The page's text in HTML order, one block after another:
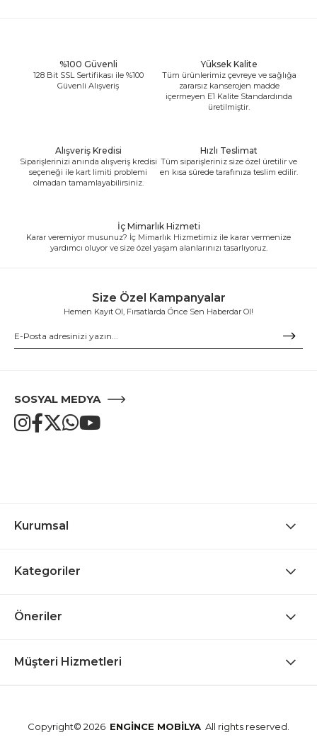
%100 Güvenli
128 Bit SSL Sertifikası ile %100
Güvenli Alışveriş
Yüksek Kalite
Tüm ürünlerimiz çevreye ve sağlığa
zararsız kanserojen madde
içermeyen E1 Kalite Standardında
üretilmiştir.
Alışveriş Kredisi
Siparişlerinizi anında alışveriş kredisi
seçeneği ile kart limiti problemi
olmadan tamamlayabilirsiniz.
Hızlı Teslimat
Tüm siparişleriniz size özel üretilir ve
en kısa sürede tarafınıza teslim edilir.
İç Mimarlık Hizmeti
Karar veremiyor musunuz? İç Mimarlık Hizmetimiz ile karar vermenize
yardımcı oluyor ve size özel yaşam alanlarınızı tasarlıyoruz.
Size Özel Kampanyalar
Hemen Kayıt Ol, Fırsatlarda Önce Sen Haberdar Ol!
SOSYAL MEDYA
Kurumsal
Kategoriler
Öneriler
Müşteri Hizmetleri
Copyright© 2026 ENGİNCE MOBİLYA All rights reserved.